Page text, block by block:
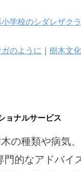
小学校のシダレザク
ガのように 樹木文
ョナルサービス
の種類や病気
的なアドバイ